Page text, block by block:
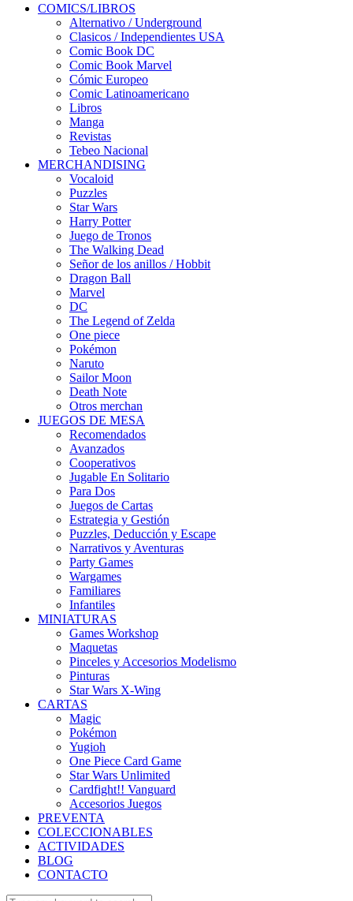
COMICS/LIBROS
Alternativo / Underground
Clasicos / Independientes USA
Comic Book DC
Comic Book Marvel
Cómic Europeo
Comic Latinoamericano
Libros
Manga
Revistas
Tebeo Nacional
MERCHANDISING
Vocaloid
Puzzles
Star Wars
Harry Potter
Juego de Tronos
The Walking Dead
Señor de los anillos / Hobbit
Dragon Ball
Marvel
DC
The Legend of Zelda
One piece
Pokémon
Naruto
Sailor Moon
Death Note
Otros merchan
JUEGOS DE MESA
Recomendados
Avanzados
Cooperativos
Jugable En Solitario
Para Dos
Juegos de Cartas
Estrategia y Gestión
Puzzles, Deducción y Escape
Narrativos y Aventuras
Party Games
Wargames
Familiares
Infantiles
MINIATURAS
Games Workshop
Maquetas
Pinceles y Accesorios Modelismo
Pinturas
Star Wars X-Wing
CARTAS
Magic
Pokémon
Yugioh
One Piece Card Game
Star Wars Unlimited
Cardfight!! Vanguard
Accesorios Juegos
PREVENTA
COLECCIONABLES
ACTIVIDADES
BLOG
CONTACTO